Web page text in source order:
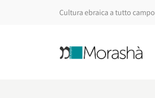
Cultura ebraica a tutto campo